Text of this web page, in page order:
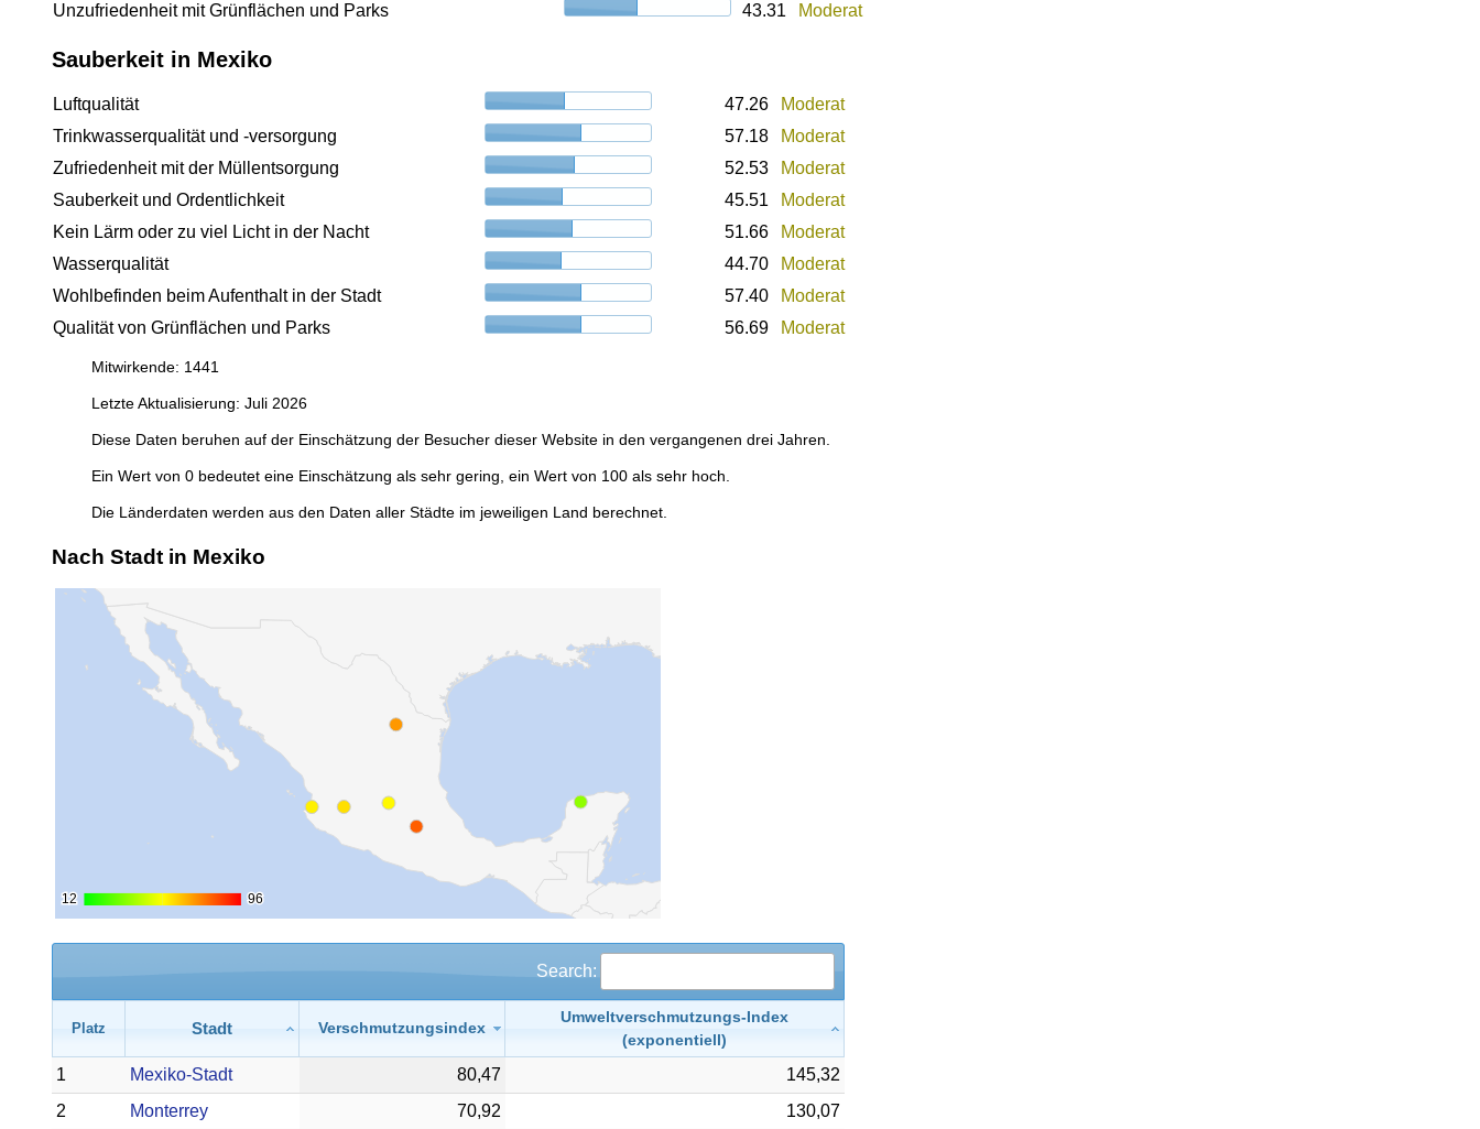
Unzufriedenheit mit Grünflächen und Parks
43.31 Moderat
Sauberkeit in Mexiko
Luftqualität 47.26
Moderat
Trinkwasserqualität und -versorgung
57.18
Moderat
Zufriedenheit mit der Müllentsorgung
52.53
Moderat
Sauberkeit und Ordentlichkeit
45.51
Moderat
Kein Lärm oder zu viel Licht in der Nacht
51.66
Moderat
Wasserqualität
44.70
Moderat
Wohlbefinden beim Aufenthalt in der Stadt
57.40
Moderat
Qualität von Grünflächen und Parks
56.69 Moderat
Mitwirkende: 1441
Letzte Aktualisierung: Juli 2026
Diese Daten beruhen auf der Einschätzung der Besucher dieser Website in den vergangenen drei Jahren.
Ein Wert von 0 bedeutet eine Einschätzung als sehr gering, ein Wert von 100 als sehr hoch.
Die Länderdaten werden aus den Daten aller Städte im jeweiligen Land berechnet.
Nach Stadt in Mexiko
12
12 96
96
Search:
Platz Stadt Verschmutzungsindex
Umweltverschmutzungs-Index
(exponentiell)
1 Mexiko-Stadt 80,47
145,32
2
Monterrey 70,92
130,07